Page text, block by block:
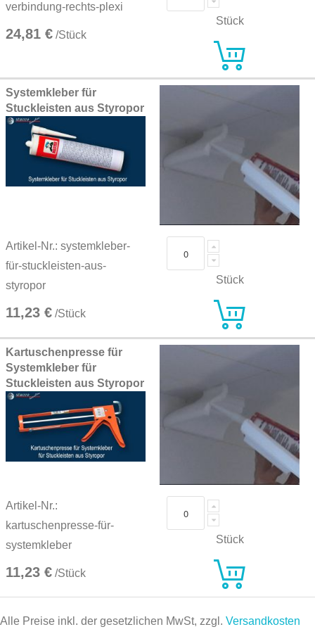
verbindung-rechts-plexi
24,81 € /Stück
Stück
Systemkleber für
Stuckleisten aus Styropor
Artikel-Nr.: systemkleber-
für-stuckleisten-aus-
styropor
11,23 € /Stück
Stück
Kartuschenpresse für
Systemkleber für
Stuckleisten aus Styropor
Artikel-Nr.:
kartuschenpresse-für-
systemkleber
11,23 € /Stück
Stück
Alle Preise inkl. der gesetzlichen MwSt, zzgl. Versandkosten